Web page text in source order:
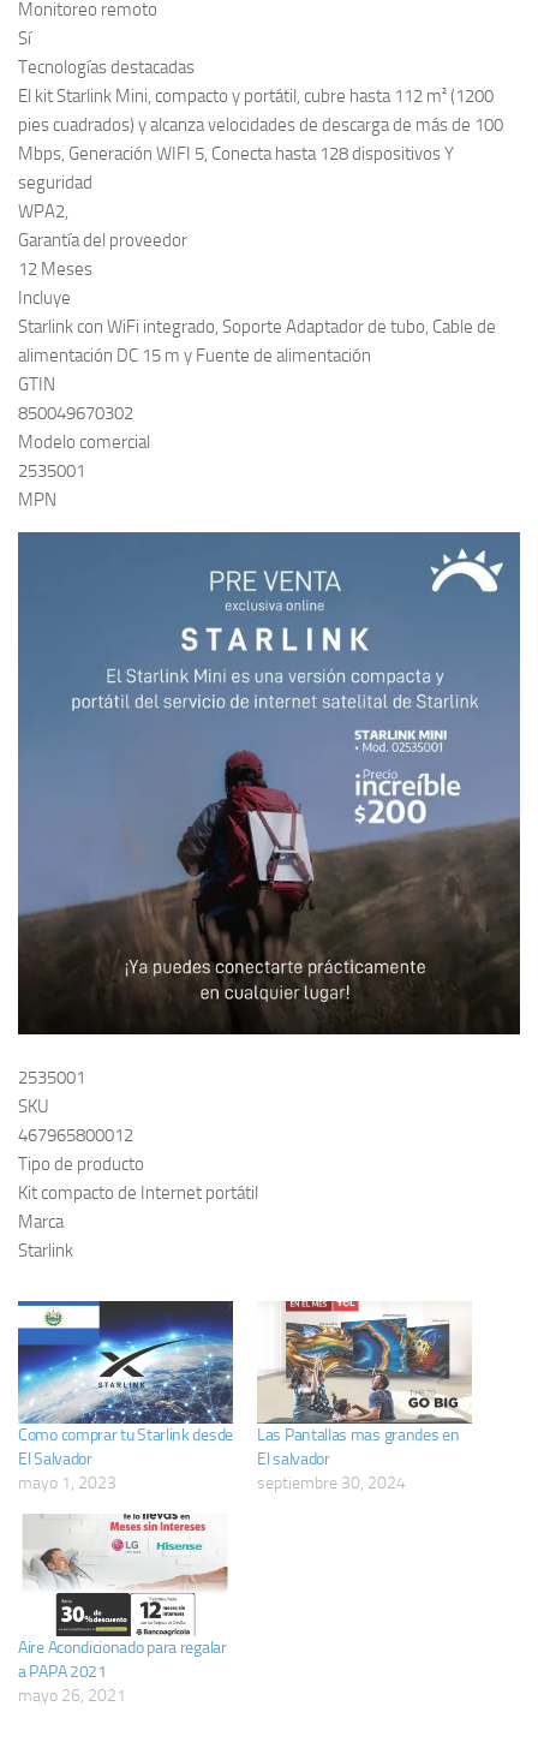
Monitoreo remoto
Sí
Tecnologías destacadas
El kit Starlink Mini, compacto y portátil, cubre hasta 112 m² (1200
pies cuadrados) y alcanza velocidades de descarga de más de 100
Mbps, Generación WIFI 5, Conecta hasta 128 dispositivos Y
seguridad
WPA2,
Garantía del proveedor
12 Meses
Incluye
Starlink con WiFi integrado, Soporte Adaptador de tubo, Cable de
alimentación DC 15 m y Fuente de alimentación
GTIN
850049670302
Modelo comercial
2535001
MPN
2535001
SKU
467965800012
Tipo de producto
Kit compacto de Internet portátil
Marca
Starlink
Como comprar tu Starlink desde
El Salvador
mayo 1, 2023
Las Pantallas mas grandes en
El salvador
septiembre 30, 2024
Aire Acondicionado para regalar
a PAPA 2021
mayo 26, 2021